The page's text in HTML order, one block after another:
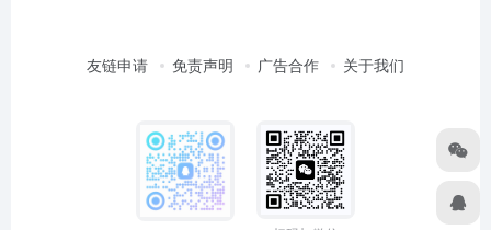
友链申请 免责声明 广告合作 关于我们